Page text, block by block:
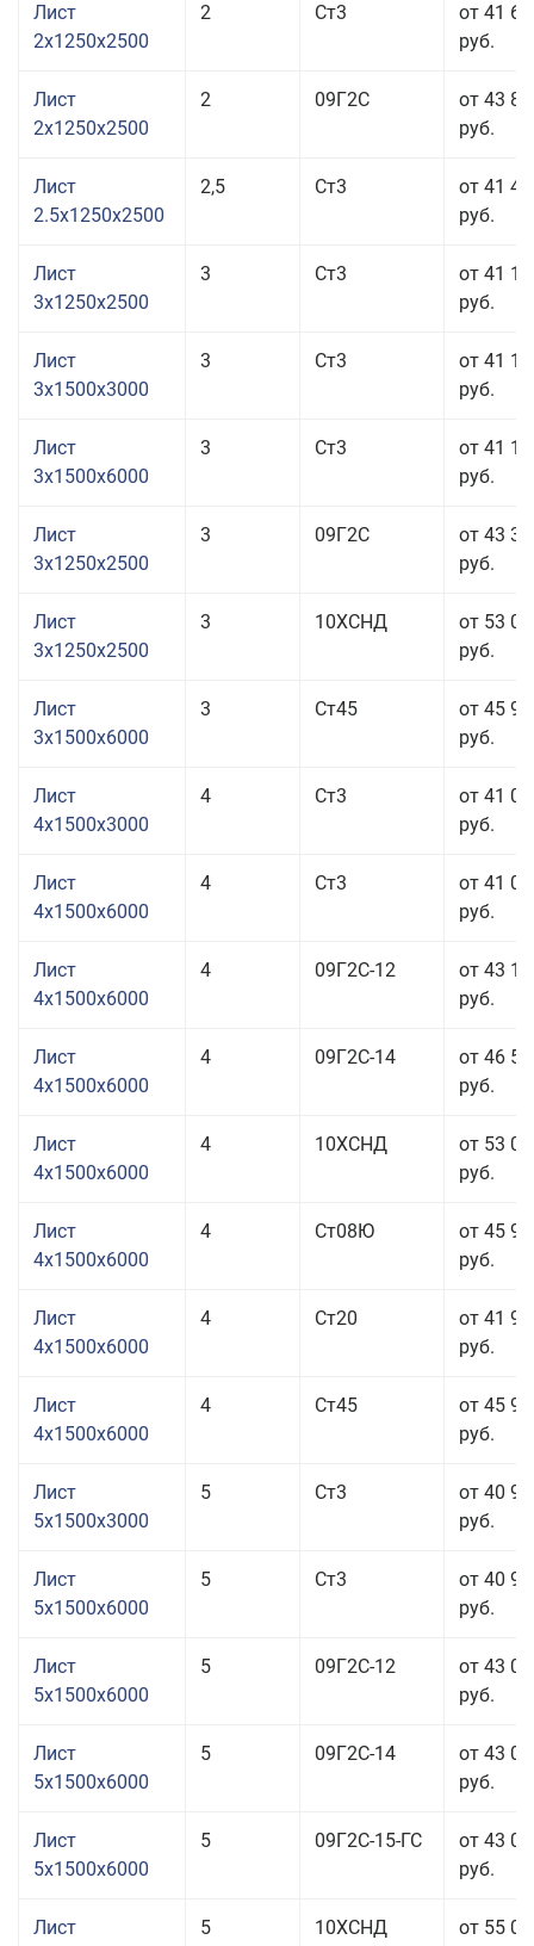
Лист
2x1250x2500
2 Ст3
от 41
руб.
Лист
2x1250x2500
2 09Г2С
от 43
руб.
Лист
2.5x1250x2500
2,5 Ст3
от 41
руб.
Лист
3x1250x2500
3 Ст3
от 41
руб.
Лист
3x1500x3000
3 Ст3
от 41
руб.
Лист
3x1500x6000
3 Ст3
от 41
руб.
Лист
3x1250x2500
3 09Г2С
от 43
руб.
Лист
3x1250x2500
3 10ХСНД
от 53
руб.
Лист
3x1500x6000
3 Ст45
от 45
руб.
Лист
4x1500x3000
4 Ст3
от 41
руб.
Лист
4x1500x6000
4 Ст3
от 41
руб.
Лист
4x1500x6000
4 09Г2С-12
от 43
руб.
Лист
4x1500x6000
4 09Г2С-14
от 46
руб.
Лист
4x1500x6000
4 10ХСНД
от 53
руб.
Лист
4x1500x6000
4 Ст08Ю
от 45
руб.
Лист
4x1500x6000
4 Ст20
от 41
руб.
Лист
4x1500x6000
4 Ст45
от 45
руб.
Лист
5x1500x3000
5 Ст3
от 40
руб.
Лист
5x1500x6000
5 Ст3
от 40
руб.
Лист
5x1500x6000
5 09Г2С-12
от 43
руб.
Лист
5x1500x6000
5 09Г2С-14
от 43
руб.
Лист
5x1500x6000
5 09Г2С-15-ГС
от 43
руб.
Лист
5 10ХСНД
от 55